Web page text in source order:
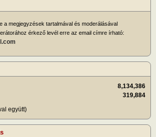
a megjegyzések tartalmával és moderálásával
érkező levél erre az email címre írható:
8,134,386
319,884
együtt)